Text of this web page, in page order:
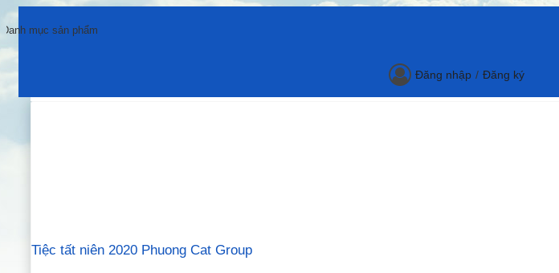
Danh mục sản phẩm
Đăng nhập / Đăng ký
Tiệc tất niên 2020 Phuong Cat Group